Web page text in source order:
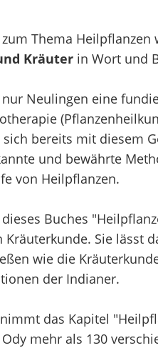
Thema Heilpflanzen
Kräuterin Wort und
Neulingen eine
bereits mit diesem
und bewährte
von Heilpflanzen.
Buches
Sie lässt
wie die
der Indianer.
das Kapitel
mehr als 130